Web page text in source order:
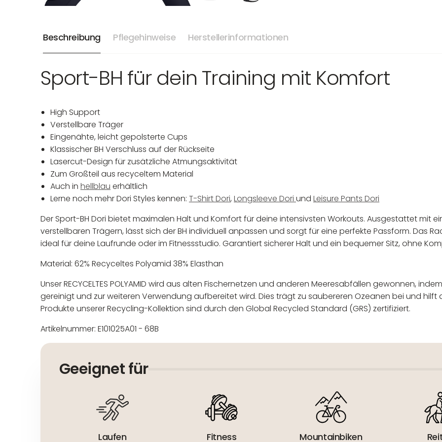
Beschreibung Pflegehinweise Herstellerinformationen
Sport-BH für dein Training mit Komfort
High Support
Verstellbare Träger
Eingenähte, leicht gepolsterte Cups
Klassischer BH Verschluss auf der Rückseite
Lasercut-Design für zusätzliche Atmungsaktivität
Zum Großteil aus recyceltem Material
Auch in hellblau erhältlich
Lerne noch mehr Dori Styles kennen: T-Shirt Dori, Longsleeve Dori und Leisure Pants Dori
Der Sport-BH Dori bietet maximalen Halt und Komfort für deine intensivsten Workouts. Ausgestattet mit
verstellbaren Trägern, lässt sich der BH individuell anpassen und sorgt für eine perfekte Passform. Das
ideal für deine Laufrunde oder im Fitnessstudio. Garantiert sicherer Halt und ein bequemer Sitz, ohne
Material: 62% Recyceltes Polyamid 38% Elasthan
Unser RECYCELTES POLYAMID wird aus alten Fischernetzen und anderen Meeresabfällen gewonnen,
gereinigt und zur weiteren Verwendung aufbereitet wird. Dies trägt zu saubereren Ozeanen bei und hilft
Produkte unserer Recycling-Kollektion sind durch den Global Recycled Standard (GRS) zertifiziert.
Artikelnummer: E101025A01 - 68B
Maschinenwäsche bis 30°C
Nicht bügeln
In der EU niedergelassener verantwortlicher
Geeignet für
Laufen Fitness Mountainbiken